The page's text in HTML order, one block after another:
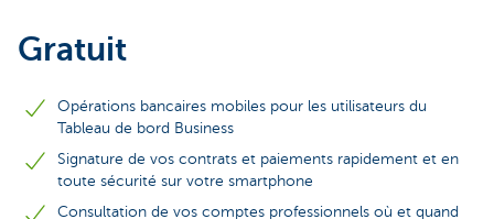
Gratuit
Opérations bancaires mobiles pour les utilisateurs du
Tableau de bord Business
Signature de vos contrats et paiements rapidement et en
toute sécurité sur votre smartphone
Consultation de vos comptes professionnels où et quand